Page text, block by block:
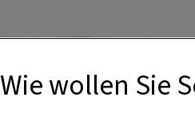
Wie wollen Sie